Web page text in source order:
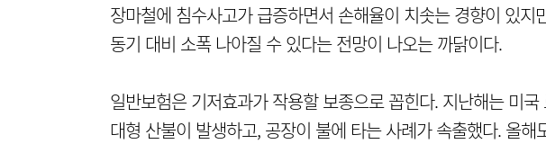
장마철에 침수사고가 급증하면서 손해율이 치솟는 경향이 있지
동기 대비 소폭 나아질 수 있다는 전망이 나오는 까닭이다.
일반보험은 기저효과가 작용할 보종으로 꼽힌다. 지난해는 미국
대형 산불이 발생하고, 공장이 불에 타는 사례가 속출했다. 올